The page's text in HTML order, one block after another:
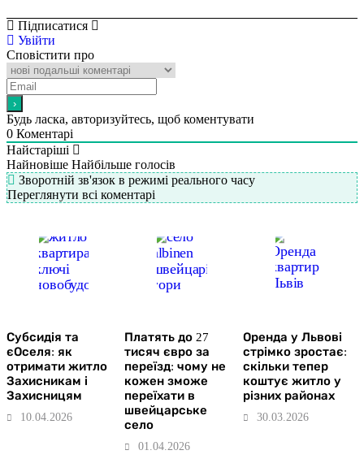
Підписатися
Увійти
Сповістити про
Будь ласка, авторизуйтесь, щоб коментувати
0 Коментарі
Найстаріші
Найновіше Найбільше голосів
Зворотній зв'язок в режимі реального часу
Переглянути всі коментарі
Субсидія та
єОселя: як
отримати житло
Захисникам і
Захисницям
10.04.2026
Платять до 27
тисяч євро за
переїзд: чому не
кожен зможе
переїхати в
швейцарське
село
01.04.2026
Оренда у Львові
стрімко зростає:
скільки тепер
коштує житло у
різних районах
30.03.2026